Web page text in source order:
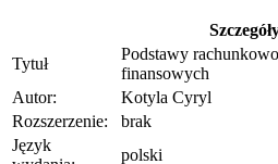
Tytuł
Podstawy
finansowych
Autor:
Kotyla Cyryl
Rozszerzenie:
brak
Język
polski